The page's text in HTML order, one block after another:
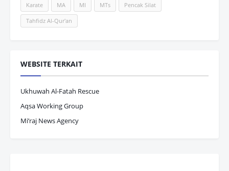
Karate MA MI MTs Pencak Silat
Tahfidz Al-Qur'an
WEBSITE TERKAIT
Ukhuwah Al-Fatah Rescue
Aqsa Working Group
Mi’raj News Agency